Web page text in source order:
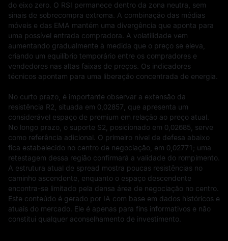
do eixo zero. O RSI permanece dentro da zona neutra, sem
sinais de sobrecompra extrema. A combinação das médias
móveis e das EMA mantém uma divergência que aponta para
uma possível entrada compradora. A volatilidade vem
aumentando gradualmente à medida que o preço se eleva,
criando um equilíbrio temporário entre os compradores e
vendedores nas altas faixas de preços. Os indicadores
técnicos apontam para uma liberação concentrada de energia.
No curto prazo, é importante observar a extensão da
resistência R2, situada em 0,02857, que apresenta um
considerável espaço de premium em relação ao preço atual.
No longo prazo, o suporte S2, posicionado em 0,02685, serve
como referência adicional. O primeiro nível de defesa abaixo
fica estabelecido no centro de negociação, em 0,02771; uma
retestagem dessa região confirmará a validade do rompimento.
A estrutura atual de spread mostra poucas resistências no
caminho ascendente, enquanto o espaço descendente
encontra-se limitado pela densa área de negociação no centro.
Este conteúdo é gerado por IA com base em dados históricos e
atuais do mercado. Ele é apenas para fins informativos e não
constitui qualquer aconselhamento de investimento.